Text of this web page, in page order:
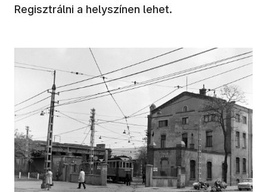
Regisztrálni a helyszínen lehet.